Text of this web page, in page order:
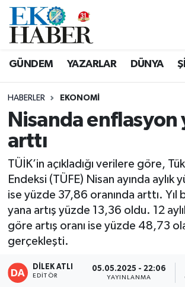
GÜNDEM YAZARLAR DÜNYA
HABERLER EKONOMI
Nisanda enflasyon
arttı
TÜİK’in açıkladığı verilere göre,
Endeksi (TÜFE) Nisan ayında aylık
ise yüzde 37,86 oranında arttı. Yıl
yana artış yüzde 13,36 oldu. 12
göre artış oranı ise yüzde 48,73
gerçekleşti.
DİLEK ATLI
EDITÖR
05.05.2025 - 22:06
YAYINLANMA
Hava Durumu
Tüm Manşetler
Son Dakika Haberleri
Haber Arşivi